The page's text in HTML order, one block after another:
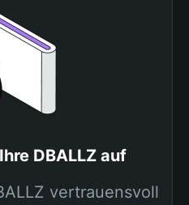
DBALLZ auf
vertrauensvoll